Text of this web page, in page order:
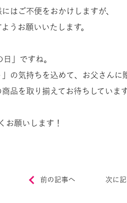
はご不便をおかけしますが、
うお願いいたします。
」ですね。
」の気持ちを込めて、お父さん
品を取り揃えてお待ちしています
お願いします！
前の記事へ 次に